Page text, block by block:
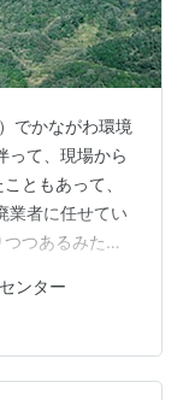
でかながわ環境
って、現場から
ともあって、
業者に任せてい
つあるみた
トが出るとの
したいことも
とになったと
たとのこと。 Ｃ
ンター